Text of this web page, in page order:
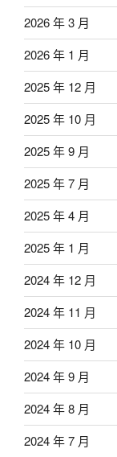
2026 年 3 月
2026 年 1 月
2025 年 12 月
2025 年 10 月
2025 年 9 月
2025 年 7 月
2025 年 4 月
2025 年 1 月
2024 年 12 月
2024 年 11 月
2024 年 10 月
2024 年 9 月
2024 年 8 月
2024 年 7 月